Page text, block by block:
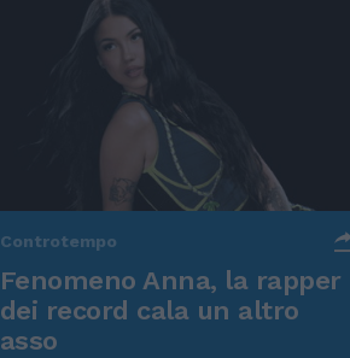
Controtempo
Fenomeno Anna, la rapper
dei record cala un altro
asso